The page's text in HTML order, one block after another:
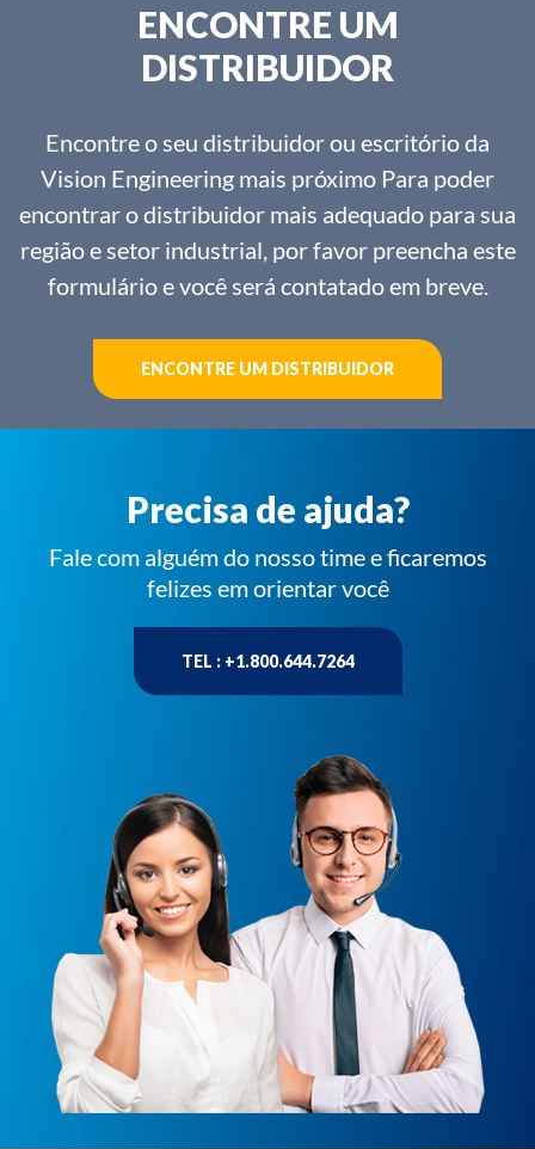
ENCONTRE UM
DISTRIBUIDOR
Encontre o seu distribuidor ou escritório da
Vision Engineering mais próximo Para poder
encontrar o distribuidor mais adequado para sua
região e setor industrial, por favor preencha este
formulário e você será contatado em breve.
ENCONTRE UM DISTRIBUIDOR
Precisa de ajuda?
Fale com alguém do nosso time e ficaremos
felizes em orientar você
TEL : +1.800.644.7264